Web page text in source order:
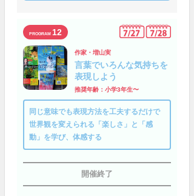
12
作家・増山実
言葉でいろんな気持ちを
表現しよう
推奨年齢：小学3年生〜
同じ意味でも表現方法を工夫するだけで
世界観を変えられる「楽しさ」と「感
動」を学び、体感する
開催終了